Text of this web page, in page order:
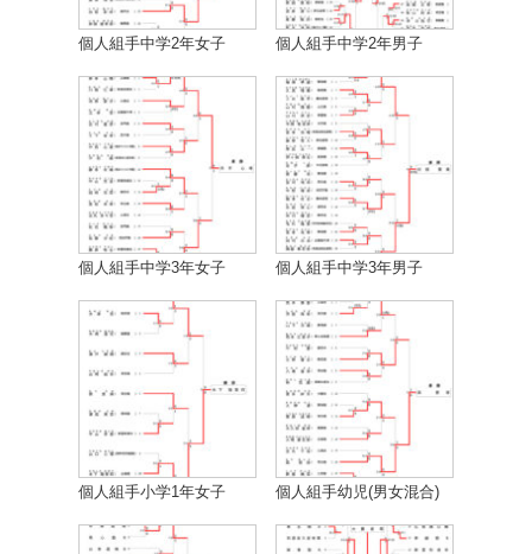
個人組手中学2年女子 個人組手中学2年男子
個人組手中学3年女子 個人組手中学3年男子
個人組手小学1年女子 個人組手幼児(男女混合)